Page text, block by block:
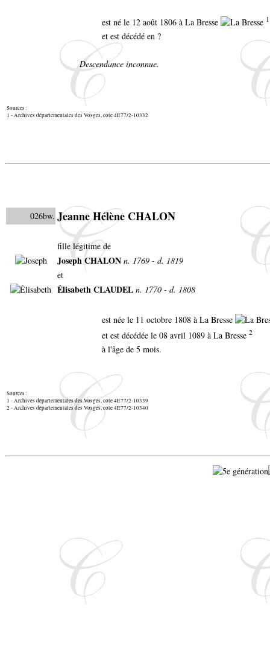
est né le 12 août 1806 à La Bresse 1
et est décédé en ?
Descendance inconnue.
Sources :
1 - Archives départementales des Vosges, cote 4E77/2-10332
026bw. Jeanne Hélène CHALON
fille légitime de
Joseph CHALON n. 1769 - d. 1819
et
Élisabeth CLAUDEL n. 1770 - d. 1808
est née le 11 octobre 1808 à La Bresse
et est décédée le 08 avril 1089 à La Bresse 2
à l'âge de 5 mois.
Sources :
1 - Archives départementales des Vosges, cote 4E77/2-10339
2 - Archives départementales des Vosges, cote 4E77/2-10340